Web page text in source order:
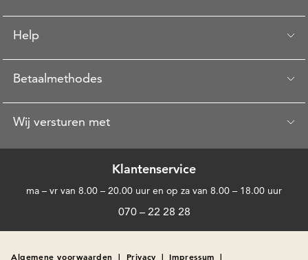
Help
Betaalmethodes
Wij versturen met
Klantenservice
ma – vr van 8.00 – 20.00 uur en op za van 8.00 – 18.00 uur
070 – 22 28 28
Algemene voorwaarden | Privacy | Impressum |